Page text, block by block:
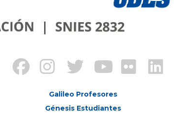
Galileo Profesores
Génesis Estudiantes